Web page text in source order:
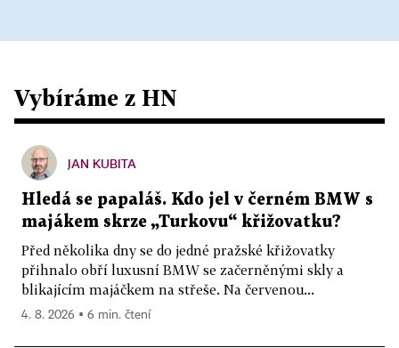
Vybíráme z HN
JAN KUBITA
Hledá se papaláš. Kdo jel v černém BMW s
majákem skrze „Turkovu“ křižovatku?
Před několika dny se do jedné pražské křižovatky
přihnalo obří luxusní BMW se začerněnými skly a
blikajícím majáčkem na střeše. Na červenou...
4. 8. 2026 ▪ 6 min. čtení